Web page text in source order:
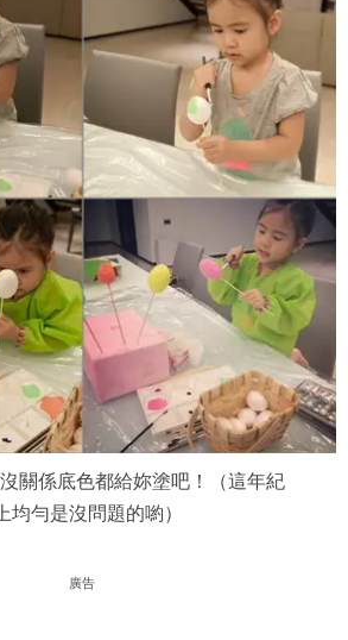
關係底色都給妳塗吧！（這年紀
均勻是沒問題的喲）
廣告